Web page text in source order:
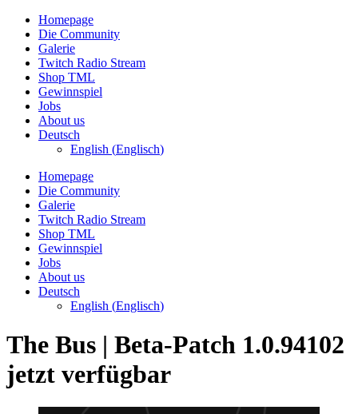
Zum
Inhalt
wechseln
Homepage
Die Community
Galerie
Twitch Radio Stream
Shop TML
Gewinnspiel
Jobs
About us
Deutsch
English (Englisch)
Homepage
Die Community
Galerie
Twitch Radio Stream
Shop TML
Gewinnspiel
Jobs
About us
Deutsch
English (Englisch)
The Bus | Beta-Patch 1.0.94102
jetzt verfügbar